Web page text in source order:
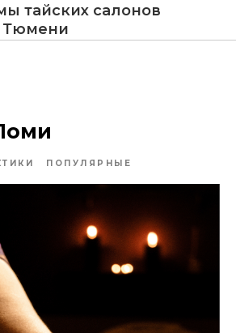
тайских салонов
Тюмени
ПОПУЛЯРНЫЕ